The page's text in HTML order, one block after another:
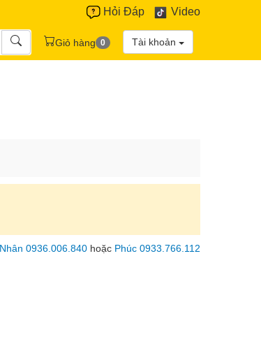
Hỏi Đáp Video
Giỏ hàng 0 Tài khoản
Nhân 0936.006.840 hoặc Phúc 0933.766.112